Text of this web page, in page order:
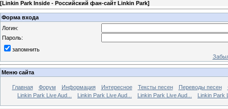
[Linkin Park Inside - Российский фан-сайт Linkin Park]
Форма входа
Логин:
Пароль:
запомнить
Меню сайта
Главная Форум Информация Интересное Тексты песен Переводы песен
Linkin Park Live Aud...
Linkin Park Live Aud... Linkin Park Live Aud... Linkin Park